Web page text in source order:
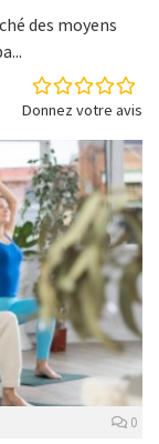
des moyens
Donnez votre avis
0